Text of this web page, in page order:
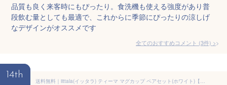
品質も良く来客時にもぴったり。食洗機も使える強度があり普
段飲む量としても最適で、これからに季節にぴったりの涼しげ
なデザインがオススメです
全てのおすすめコメント (3件) >
14th
送料無料｜iittala(イッタラ) ティーマ マグカップ ペアセット(ホワイト)【メーカー箱入り】｜※包装のしメッセージカード無料対応